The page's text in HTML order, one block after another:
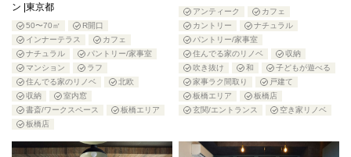
ン |東京都
50〜70㎡
R開口
インナーテラス
カフェ
ナチュラル
パントリー/家事室
マンション
ラフ
住んでる家のリノベ
北欧
収納
室内窓
書斎/ワークスペース
板橋エリア
板橋店
アンティーク
カフェ
カントリー
ナチュラル
パントリー/家事室
住んでる家のリノベ
収納
吹き抜け
和
子どもが遊べる
家事ラク間取り
戸建て
板橋エリア
板橋店
玄関/エントランス
空き家リノベ